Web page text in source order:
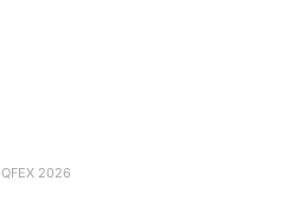
QFEX 2026